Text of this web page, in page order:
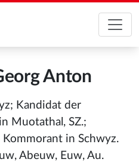
Anton
Kandidat der
Muotathal, SZ.;
in Schwyz.
Abeuw, Euw, Au.